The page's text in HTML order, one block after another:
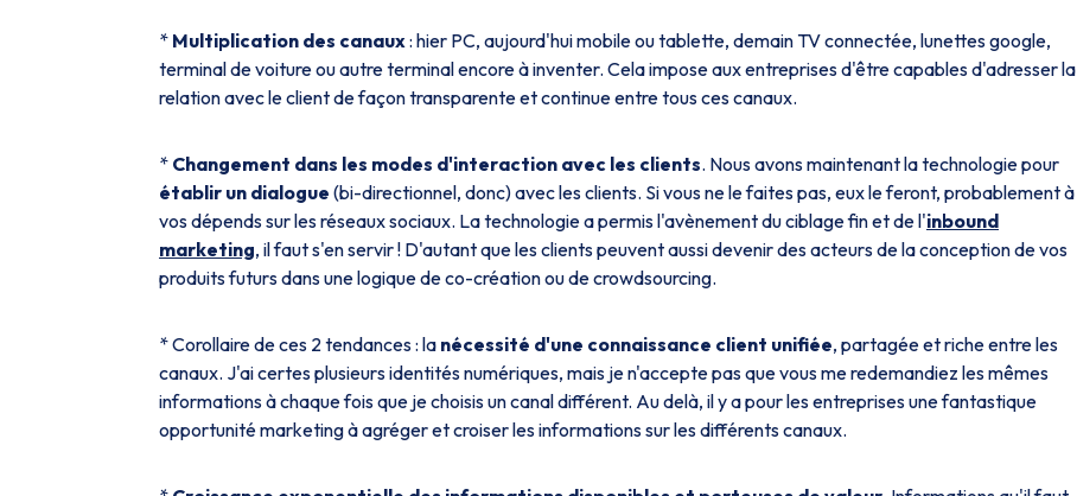
* Multiplication des canaux: hier PC, aujourd'hui mobile ou tablette, demain TV connectée, lunettes google,
terminal de voiture ou autre terminal encore à inventer. Cela impose aux entreprises d'être capables d'adresser la
relation avec le client de façon transparente et continue entre tous ces canaux.
* Changement dans les modes d'interaction avec les clients. Nous avons maintenant la technologie pour
établir un dialogue (bi-directionnel, donc) avec les clients. Si vous ne le faites pas, eux le feront, probablement à
vos dépends sur les réseaux sociaux. La technologie a permis l'avènement du ciblage fin et de l'inbound
marketing, il faut s'en servir ! D'autant que les clients peuvent aussi devenir des acteurs de la conception de vos
produits futurs dans une logique de co-création ou de crowdsourcing.
* Corollaire de ces 2 tendances : la nécessité d'une connaissance client unifiée, partagée et riche entre les
canaux. J'ai certes plusieurs identités numériques, mais je n'accepte pas que vous me redemandiez les mêmes
informations à chaque fois que je choisis un canal différent. Au delà, il y a pour les entreprises une fantastique
opportunité marketing à agréger et croiser les informations sur les différents canaux.